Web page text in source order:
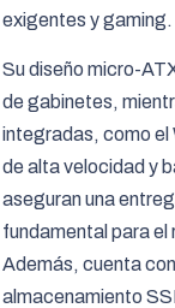
exigentes y gaming.
Su diseño micro-
de gabinetes,
integradas, como el
de alta velocidad y
aseguran una
fundamental para el
Además, cuenta
almacenamiento